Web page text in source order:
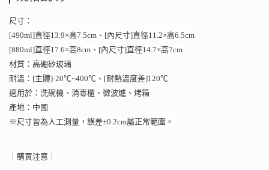
尺寸：
[490ml]直徑13.9×高7.5cm、[內尺寸]直徑11.2×高6.5cm
[880ml]直徑17.6×高8cm、[內尺寸]直徑14.7×高7cm
材質：高硼矽玻璃
耐溫：[主體]-20℃~400℃、[耐熱溫度差]120℃
適用於：洗碗機、消毒櫃、微波爐、烤箱
產地：中國
※尺寸皆為人工測量，誤差±0.2cm屬正常範圍。
｜購買注意｜